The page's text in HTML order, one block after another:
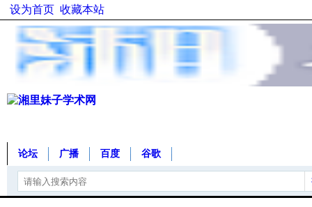
设为首页 收藏本站
论坛 广播 百度 谷歌